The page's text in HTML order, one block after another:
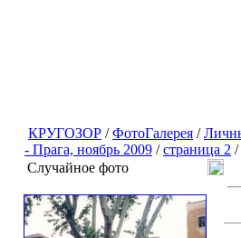
КРУГОЗОР /ФотоГалерея /
- Прага, ноябрь 2009 /страница 2 /
Случайное фото